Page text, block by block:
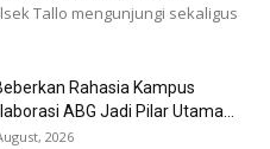
Tallo mengunjungi sekaligus
Rahasia Kampus
ABG Jadi Pilar Utama...
2026